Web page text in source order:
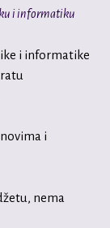
i informatiku
i informatike
i
nema